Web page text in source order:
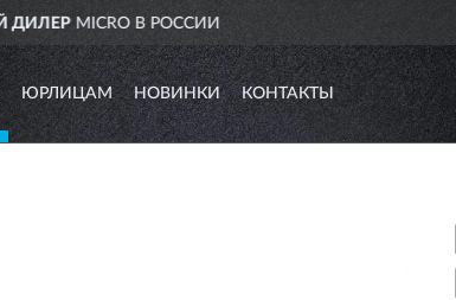
ДОСТАВИМ
ЮРЛИЦАМ НОВИНКИ КОНТАКТЫ